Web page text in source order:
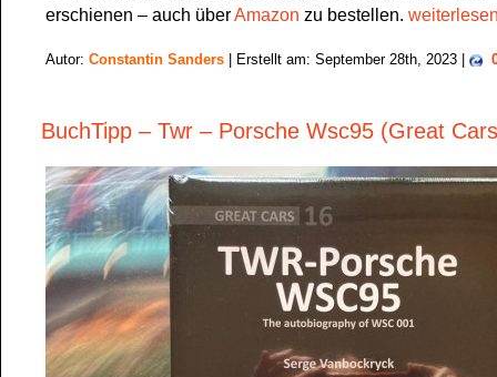
erschienen – auch überAmazon zu bestellen.
Autor: Constantin Sanders | Erstellt am: September 28th, 2023 |
BuchTipp – Twr – Porsche Wsc95 (Great